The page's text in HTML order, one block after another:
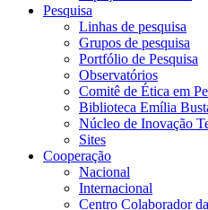
Pesquisa
Linhas de pesquisa
Grupos de pesquisa
Portfólio de Pesquisa
Observatórios
Comitê de Ética em
Biblioteca Emília
Núcleo de Inovação
Sites
Cooperação
Nacional
Internacional
Centro Colaborador